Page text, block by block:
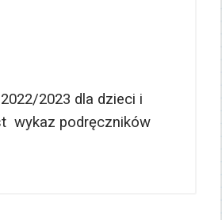
2023 dla dzieci i
wykaz podręczników